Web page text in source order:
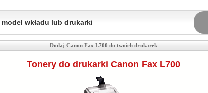
Dodaj Canon Fax L700 do twoich drukarek
Tonery do drukarki Canon Fax L700